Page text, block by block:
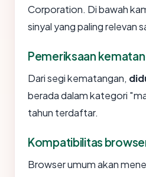
Corporation. Di bawah
sinyal yang paling relevan
Pemeriksaan
Dari segi kematangan,
berada dalam kategori
tahun terdaftar.
Kompatibilitas
Browser umum akan